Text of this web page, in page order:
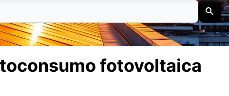
fotovoltaica